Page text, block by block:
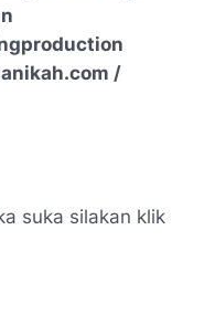
/
suka silakan klik